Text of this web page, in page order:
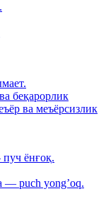
беқарорлик
ва меъёрсизлик
ёнғоқ.
— puch yongʼoq.